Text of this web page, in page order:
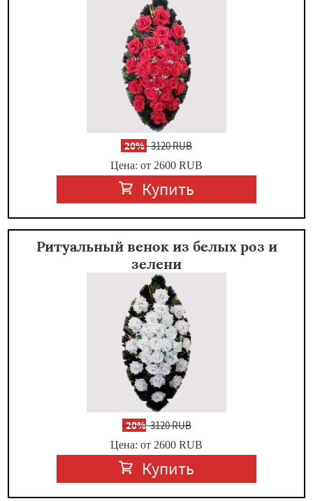
-20%3120 RUB
Цена: от 2600 RUB
Купить
Ритуальный венок из белых роз и
зелени
-20%3120 RUB
Цена: от 2600 RUB
Купить